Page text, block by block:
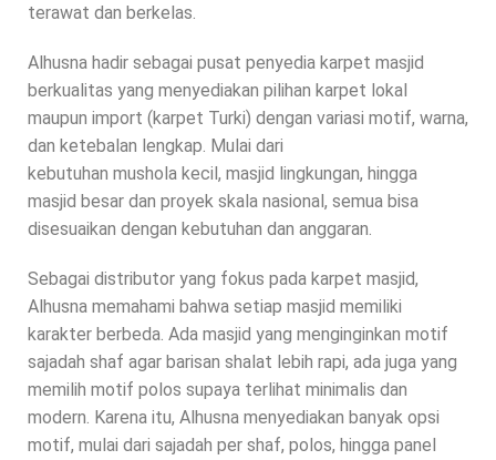
terawat dan berkelas.
Alhusna hadir sebagai pusat penyedia karpet masjid
berkualitas yang menyediakan pilihan karpet lokal
maupun import (karpet Turki) dengan variasi motif, warna,
dan ketebalan lengkap. Mulai dari
kebutuhan mushola kecil, masjid lingkungan, hingga
masjid besar dan proyek skala nasional, semua bisa
disesuaikan dengan kebutuhan dan anggaran.
Sebagai distributor yang fokus pada karpet masjid,
Alhusna memahami bahwa setiap masjid memiliki
karakter berbeda. Ada masjid yang menginginkan motif
sajadah shaf agar barisan shalat lebih rapi, ada juga yang
memilih motif polos supaya terlihat minimalis dan
modern. Karena itu, Alhusna menyediakan banyak opsi
motif, mulai dari sajadah per shaf, polos, hingga panel